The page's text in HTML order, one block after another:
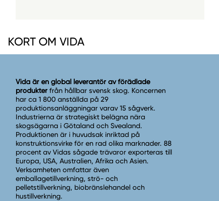
KORT OM VIDA
Vida är en global leverantör av förädlade
produkter från hållbar svensk skog. Koncernen
har ca 1 800 anställda på 29
produktionsanläggningar varav 15 sågverk.
Industrierna är strategiskt belägna nära
skogsägarna i Götaland och Svealand.
Produktionen är i huvudsak inriktad på
konstruktionsvirke för en rad olika marknader. 88
procent av Vidas sågade trävaror exporteras till
Europa, USA, Australien, Afrika och Asien.
Verksamheten omfattar även
emballagetillverkning, strö- och
pelletstillverkning, biobränslehandel och
hustillverkning.